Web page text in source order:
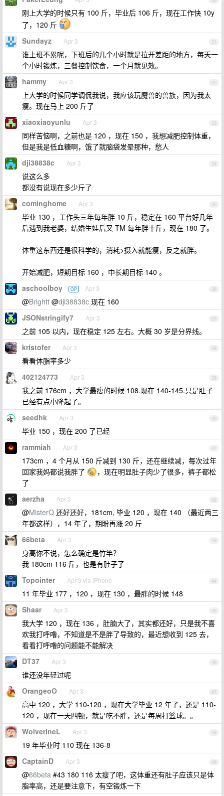
刚上大学的时候只有 100 斤，毕业后 106 斤，现在工作快 10y
了，120 斤
31
Sundayz Apr 3
谁上班不累呢，下班后的几个小时就是拉开差距的地方，每天一
个小时锻炼，三餐控制饮食，一个月就见效。
32
hammy Apr 3
上大学的时候同学调侃我说，我应该玩魔兽的兽族，因为我太
瘦。现在马上 200 斤了
33
xiaoxiaoyunlu Apr 3
同样苦恼啊，之前也是 120 ，现在 150 ，我想减肥控制体重，
但是我是低血糖啊，饿了就脑袋发晕那种，愁人
34
dji38838c Apr 3
说这么多
都没有说现在多少斤了
35
cominghome Apr 3
毕业 130 ，工作头三年每年胖 10 斤，稳定在 160 平台好几年
后遇到我老婆，结婚生娃后又 TM 每年胖十斤，现在 180 了。
体重这东西还是很科学的，消耗>摄入就能瘦，反之就胖。
开始减肥，短期目标 160 ，中长期目标 140 。
36
aschoolboy OP Apr 3
@Brightt @dji38838c 现在 160
37
JSONstringify7 Apr 3
之前 105 以内，现在稳定 125 左右。大概 30 岁是分界线。
38
kristofer Apr 3
看看体脂率多少
39
402124773 Apr 3
我之前 176cm ，大学最瘦的时候 108.现在 140-145.只是肚子
已经有点小隆起了。
40
seedhk Apr 3
毕业 150 ，现在 200 了已经
41
rammiah Apr 3
173cm ，4 个月从 150 斤减到 130 斤，还在继续减，每次过年
回家我妈都说我胖了
，现在明显肚子肉少了很多，裤子都松
了
42
aerzha Apr 3
@MisterQ 还好还好，181cm, 毕业 120 ，现在 140 （最近两三
年都这样），14 年了，期盼再涨 20 斤
43
66beta Apr 3
身高你不说，怎么确定是竹竿？
我 180cm 116 斤，也是有肚子了
44
Topointer Apr 3 via iPhone
11 年毕业 177 ，120 ，现在 130 ，最胖的时候 148
45
Shaar Apr 3
我大学 120 ，现在 136 ，肚腩大了，其实都还好，只是我不喜
欢我打呼噜，不知道是不是胖了导致的，最近想收到 125 去，
看看打呼噜的问题能不能解决
46
DT37 Apr 3
谁还没年轻过呢
47
OrangeoO Apr 3
高中 120 ，大学 110-120 ，现在大学毕业 12 年了，还是 110-
120 ，现在一天四顿，就是吃不胖，还是每周打篮球。。
48
WolverineL Apr 3
19 年毕业时 110 现在 136-8
49
CaptainD Apr 3
@66beta #43 180 116 太瘦了吧，这体重还有肚子应该只是体
脂率高，还是要注意下，有空锻炼一下